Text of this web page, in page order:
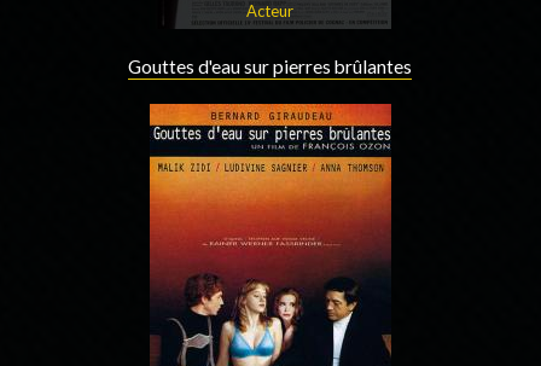
Acteur
Gouttes d'eau sur pierres brûlantes